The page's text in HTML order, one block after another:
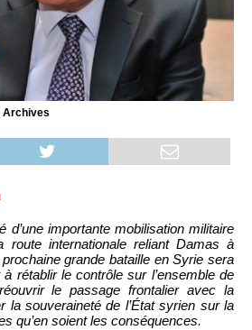
Archives
d’une importante mobilisation militaire
internationale reliant Damas à
grande bataille en Syrie sera
rétablir le contrôle sur l’ensemble de
le passage frontalier avec la
la souveraineté de l’État syrien sur la
qu’en soient les conséquences.